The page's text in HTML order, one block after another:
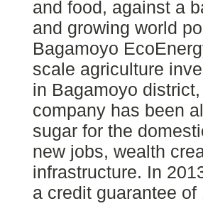
and food, against a
and growing world
Bagamoyo
scale agriculture
in Bagamoyo
company has been
sugar for the
new jobs, wealth
infrastructure. In
a credit guarantee